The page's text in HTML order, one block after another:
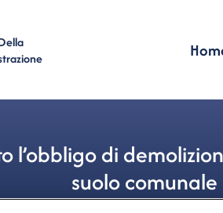
l’obbligo di
suolo comunale
Amministrativo Opere